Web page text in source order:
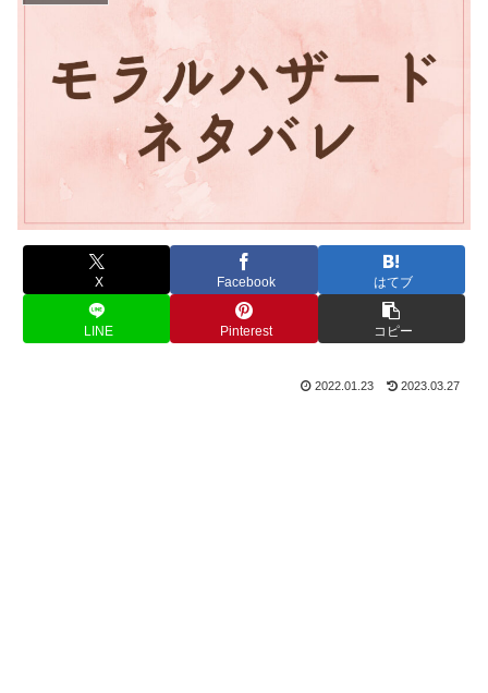
X Facebook はてブ
LINE Pinterest コピー
2022.01.23 2023.03.27